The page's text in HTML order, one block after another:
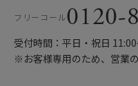
フリーコール0120-
受付時間：平日・祝日 11:00
※お客様専用のため、営業